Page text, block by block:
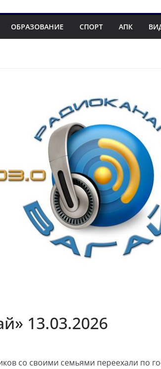
ОБРАЗОВАНИЕ СПОРТ АПК
13.03.2026
со своими семьями переехали по